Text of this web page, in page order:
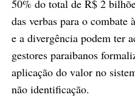
50% do total de R$ 2
das verbas para o
e a divergência podem ter
gestores paraibanos
aplicação do valor no
não identificação.